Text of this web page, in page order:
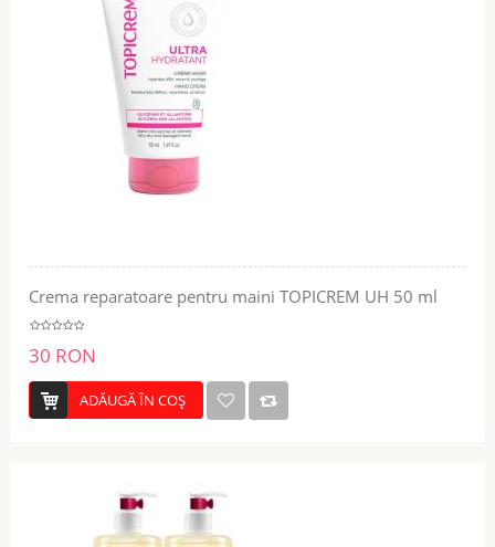
Crema reparatoare pentru maini TOPICREM UH 50 ml
30 RON
ADĂUGĂ ÎN COŞ